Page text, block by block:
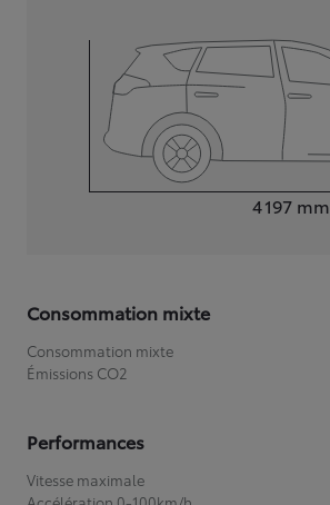
4 197 mm
Consommation mixte
Consommation mixte
Émissions CO2
Performances
Vitesse maximale